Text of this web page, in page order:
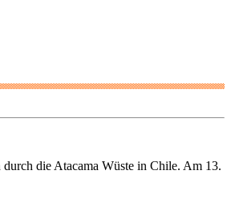
die Atacama Wüste in Chile. Am 13.